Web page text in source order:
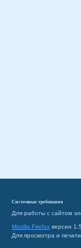
Системные требования
Для работы с сайтом
Mozilla Firefox версии
Для просмотра и